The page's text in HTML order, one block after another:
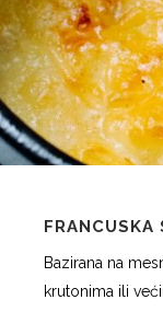
FRANCUSKA
Bazirana na
krutonima ili